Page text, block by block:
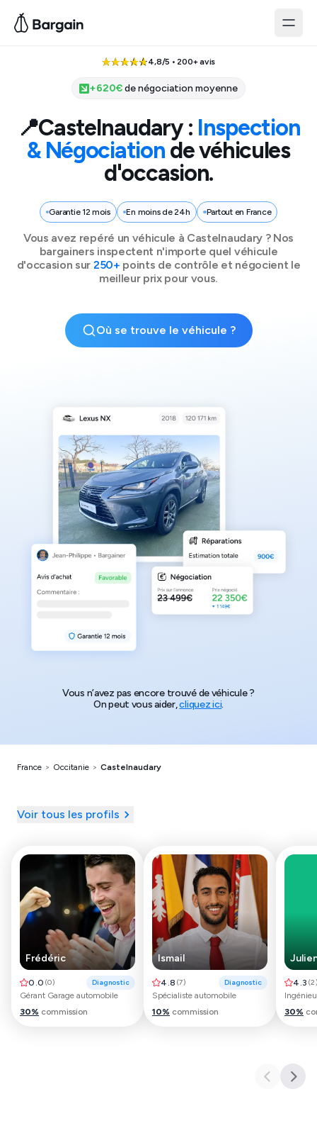
4,8/5 • 200+ avis
+620€de négociation moyenne
📍Castelnaudary: Inspection
& Négociation de véhicules
d'occasion.
Garantie 12 mois En moins de 24h Partout en France
Vous avez repéré un véhicule à Castelnaudary? Nos
bargainers inspectent n'importe quel véhicule
d'occasion sur 250+ points de contrôle et négocient le
meilleur prix pour vous.
Où se trouve le véhicule ?
Vous n’avez pas encore trouvé de véhicule ?
On peut vous aider,cliquez ici.
France > Occitanie > Castelnaudary
Voir tous les profils
Frédéric
0.0 (0) Diagnostic
Gérant Garage automobile
30% commission
Ismail
4.8 (7) Diagnostic
Spécialiste automobile
10% commission
4.3 (2
30%